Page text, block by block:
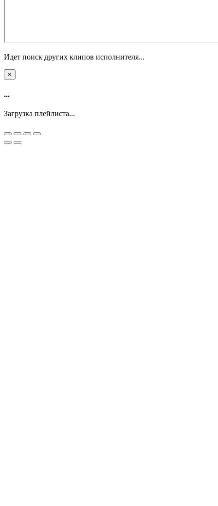
Идет поиск других клипов исполнителя...
×
...
Загрузка плейлиста...